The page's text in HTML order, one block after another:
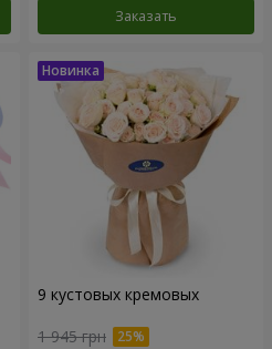
Заказать
9 кустовых кремовых
1 945 грн